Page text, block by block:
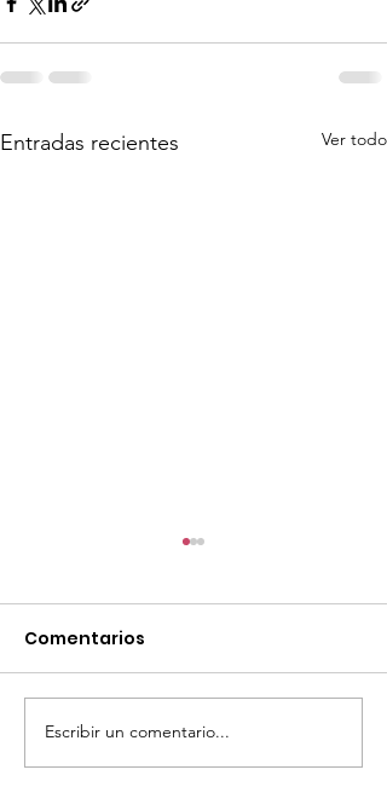
Entradas recientes Ver todo
¡Acapulco y Guerrero
se Visten de Fiesta!
Comentarios
Escribir un comentario...